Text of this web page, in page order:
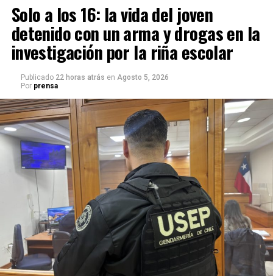
Solo a los 16: la vida del joven
detenido con un arma y drogas en la
investigación por la riña escolar
Publicado 22 horas atrás en Agosto 5, 2026
Por prensa